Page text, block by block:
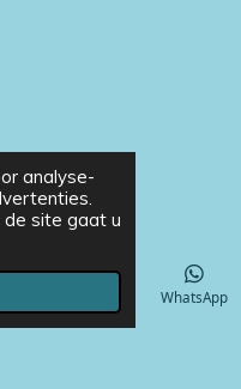
analyse-
de site gaat u
WhatsApp